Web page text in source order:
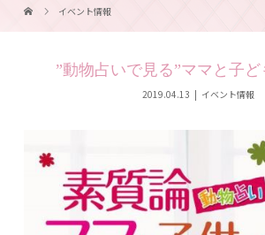
イベント情報
”動物占いで見る”ママと子
2019.04.13 イベント情報